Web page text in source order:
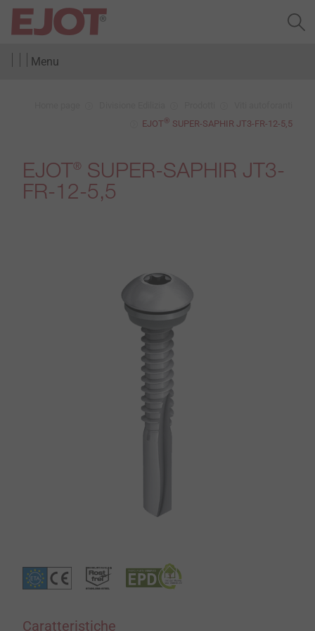
Menu
EJOT® SUPER-SAPHIR JT3-FR-12-5,5
EJOT® SUPER-SAPHIR JT3-
FR-12-5,5
Caratteristiche